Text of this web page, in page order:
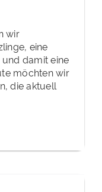
wir
eine
damit eine
möchten wir
die aktuell